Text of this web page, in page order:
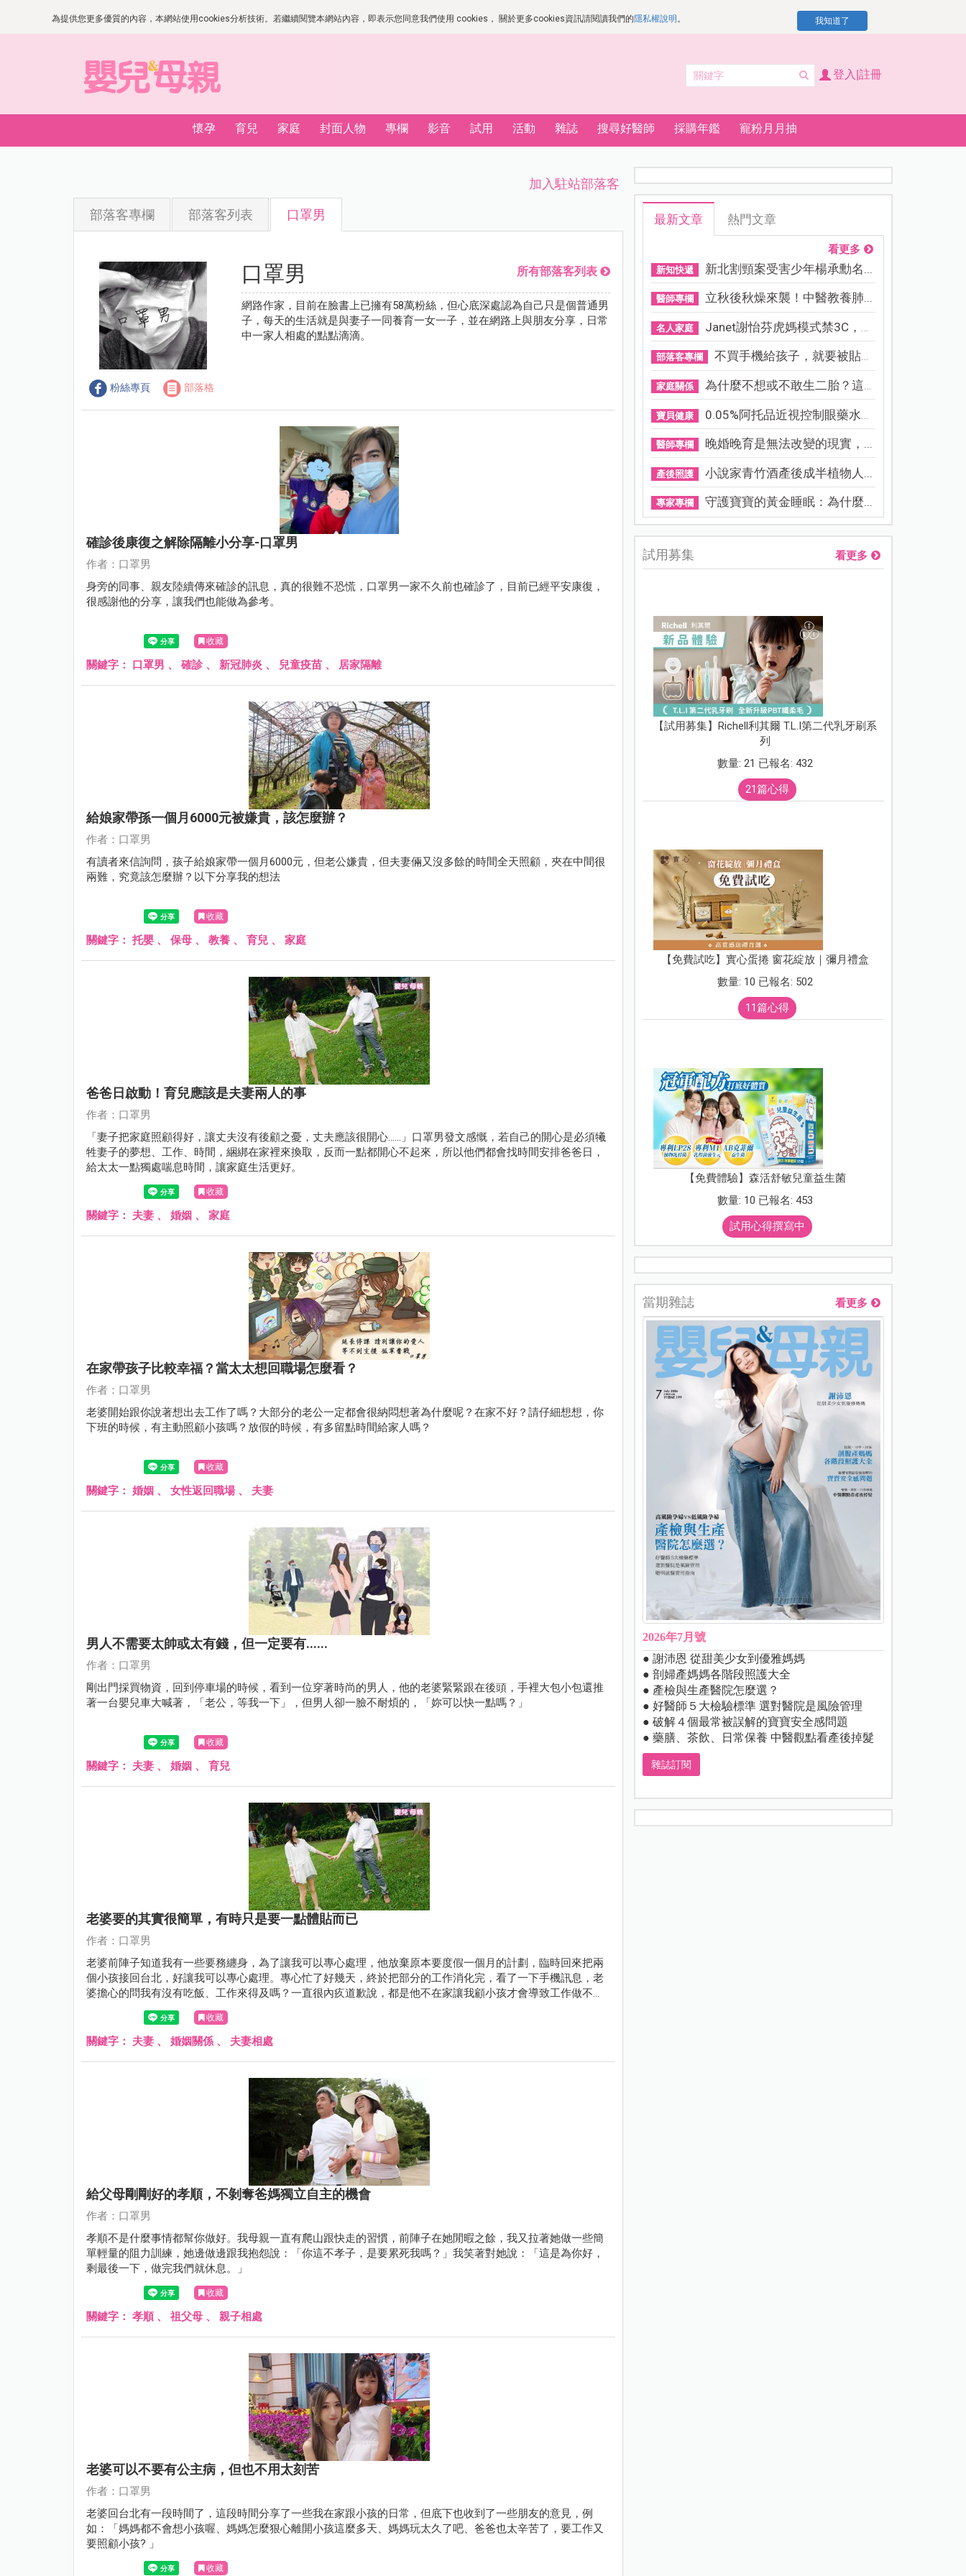
為提供您更多優質的內容，本網站使用cookies分析技術。若繼續閱覽本網站內容，即表示您同意我們使用 cookies， 關於更多cookies資訊請閱讀我們的隱私權說明 。 我知道了
登入|註冊
懷孕 育兒 家庭 封面人物 專欄 影音 試用 活動 雜誌 搜尋好醫師 採購年鑑 寵粉月月抽
加入駐站部落客
部落客專欄 部落客列表 口罩男
粉絲專頁 部落格
口罩男 所有部落客列表
網路作家，目前在臉書上已擁有58萬粉絲，但心底深處認為自己只是個普通男
子，每天的生活就是與妻子一同養育一女一子，並在網路上與朋友分享，日常
中一家人相處的點點滴滴。
確診後康復之解除隔離小分享-口罩男
作者：口罩男
身旁的同事、親友陸續傳來確診的訊息，真的很難不恐慌，口罩男一家不久前也確診了，目前已經平安康復，
很感謝他的分享，讓我們也能做為參考。
收藏
關鍵字： 口罩男 、 確診 、 新冠肺炎 、 兒童疫苗 、 居家隔離
給娘家帶孫一個月6000元被嫌貴，該怎麼辦？
作者：口罩男
有讀者來信詢問，孩子給娘家帶一個月6000元，但老公嫌貴，但夫妻倆又沒多餘的時間全天照顧，夾在中間很
兩難，究竟該怎麼辦？以下分享我的想法
收藏
關鍵字： 托嬰 、 保母 、 教養 、 育兒 、 家庭
爸爸日啟動！育兒應該是夫妻兩人的事
作者：口罩男
「妻子把家庭照顧得好，讓丈夫沒有後顧之憂，丈夫應該很開心......」口罩男發文感慨，若自己的開心是必須犧
牲妻子的夢想、工作、時間，綑綁在家裡來換取，反而一點都開心不起來，所以他們都會找時間安排爸爸日，
給太太一點獨處喘息時間，讓家庭生活更好。
收藏
關鍵字： 夫妻 、 婚姻 、 家庭
在家帶孩子比較幸福？當太太想回職場怎麼看？
作者：口罩男
老婆開始跟你說著想出去工作了嗎？大部分的老公一定都會很納悶想著為什麼呢？在家不好？請仔細想想，你
下班的時候，有主動照顧小孩嗎？放假的時候，有多留點時間給家人嗎？
收藏
關鍵字： 婚姻 、 女性返回職場 、 夫妻
男人不需要太帥或太有錢，但一定要有......
作者：口罩男
剛出門採買物資，回到停車場的時候，看到一位穿著時尚的男人，他的老婆緊緊跟在後頭，手裡大包小包還推
著一台嬰兒車大喊著，「老公，等我一下」，但男人卻一臉不耐煩的，「妳可以快一點嗎？」
收藏
關鍵字： 夫妻 、 婚姻 、 育兒
老婆要的其實很簡單，有時只是要一點體貼而已
作者：口罩男
老婆前陣子知道我有一些要務纏身，為了讓我可以專心處理，他放棄原本要度假一個月的計劃，臨時回來把兩
個小孩接回台北，好讓我可以專心處理。專心忙了好幾天，終於把部分的工作消化完，看了一下手機訊息，老
婆擔心的問我有沒有吃飯、工作來得及嗎？一直很內疚道歉說，都是他不在家讓我顧小孩才會導致工作做不
完，邊道歉邊跟我說：「老公，你辛苦了。」
收藏
關鍵字： 夫妻 、 婚姻關係 、 夫妻相處
給父母剛剛好的孝順，不剝奪爸媽獨立自主的機會
作者：口罩男
孝順不是什麼事情都幫你做好。我母親一直有爬山跟快走的習慣，前陣子在她閒暇之餘，我又拉著她做一些簡
單輕量的阻力訓練，她邊做邊跟我抱怨說：「你這不孝子，是要累死我嗎？」我笑著對她說：「這是為你好，
剩最後一下，做完我們就休息。」
收藏
關鍵字： 孝順 、 祖父母 、 親子相處
老婆可以不要有公主病，但也不用太刻苦
作者：口罩男
老婆回台北有一段時間了，這段時間分享了一些我在家跟小孩的日常，但底下也收到了一些朋友的意見，例
如：「媽媽都不會想小孩喔、媽媽怎麼狠心離開小孩這麼多天、媽媽玩太久了吧、爸爸也太辛苦了，要工作又
要照顧小孩? 」
收藏
最新文章 熱門文章
看更多
新知快遞 新北割頸案受害少年楊承勳名...
醫師專欄 立秋後秋燥來襲！中醫教養肺...
名人家庭 Janet謝怡芬虎媽模式禁3C，看...
部落客專欄 不買手機給孩子，就要被貼「...
家庭關係 為什麼不想或不敢生二胎？這8...
寶貝健康 0.05%阿托品近視控制眼藥水納...
醫師專欄 晚婚晚育是無法改變的現實，...
產後照護 小說家青竹酒產後成半植物人...
專家專欄 守護寶寶的黃金睡眠：為什麼...
試用募集 看更多
【試用募集】Richell利其爾 T.L.I第二代乳牙刷系
列
數量: 21 已報名: 432
21篇心得
【免費試吃】實心蛋捲 窗花綻放｜彌月禮盒
數量: 10 已報名: 502
11篇心得
【免費體驗】森活舒敏兒童益生菌
數量: 10 已報名: 453
試用心得撰寫中
當期雜誌 看更多
2026年7月號
● 謝沛恩 從甜美少女到優雅媽媽
● 剖婦產媽媽各階段照護大全
● 產檢與生產醫院怎麼選？
● 好醫師５大檢驗標準 選對醫院是風險管理
● 破解４個最常被誤解的寶寶安全感問題
● 藥膳、茶飲、日常保養 中醫觀點看產後掉髮
雜誌訂閱